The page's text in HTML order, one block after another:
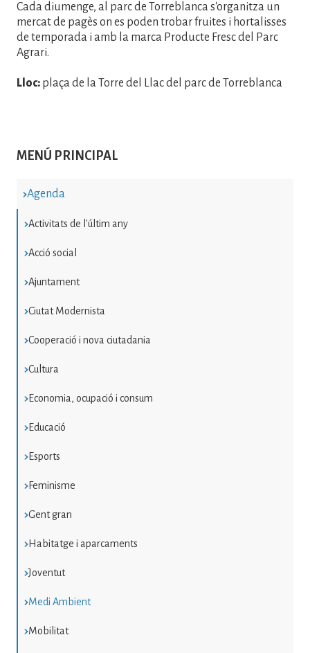
MENÚ PRINCIPAL
Agenda
Activitats de l'últim any
Acció social
Ajuntament
Ciutat Modernista
Cooperació i nova ciutadania
Cultura
Economia, ocupació i consum
Educació
Esports
Feminisme
Gent gran
Habitatge i aparcaments
Joventut
Medi Ambient
Mobilitat
Cada diumenge, al parc de Torreblanca s'organitza un
mercat de pagès on es poden trobar fruites i hortalisses
de temporada i amb la marca Producte Fresc del Parc
Agrari.
Lloc: plaça de la Torre del Llac del parc de Torreblanca